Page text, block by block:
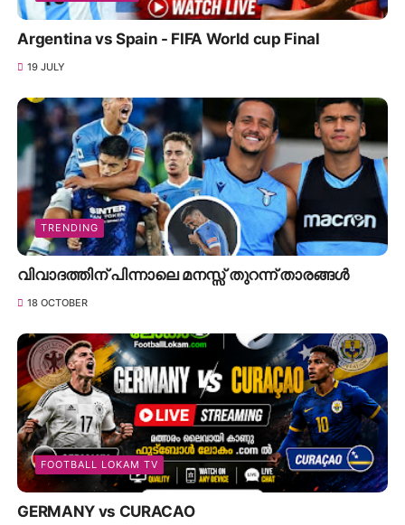
Argentina vs Spain - FIFA World cup Final
19 JULY
TRENDING
വിവാദത്തിന് പിന്നാലെ മനസ്സ് തുറന്ന് താരങ്ങൾ
18 OCTOBER
FOOTBALL LOKAM TV
GERMANY vs CURACAO